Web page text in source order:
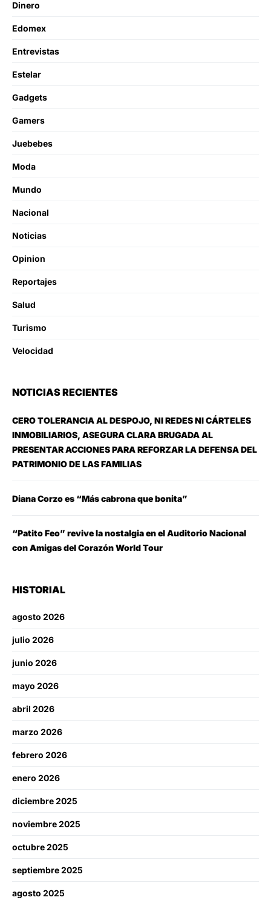
Dinero
Edomex
Entrevistas
Estelar
Gadgets
Gamers
Juebebes
Moda
Mundo
Nacional
Noticias
Opinion
Reportajes
Salud
Turismo
Velocidad
NOTICIAS RECIENTES
CERO TOLERANCIA AL DESPOJO, NI REDES NI CÁRTELES
INMOBILIARIOS, ASEGURA CLARA BRUGADA AL
PRESENTAR ACCIONES PARA REFORZAR LA DEFENSA DEL
PATRIMONIO DE LAS FAMILIAS
Diana Corzo es “Más cabrona que bonita”
“Patito Feo” revive la nostalgia en el Auditorio Nacional
con Amigas del Corazón World Tour
HISTORIAL
agosto 2026
julio 2026
junio 2026
mayo 2026
abril 2026
marzo 2026
febrero 2026
enero 2026
diciembre 2025
noviembre 2025
octubre 2025
septiembre 2025
agosto 2025